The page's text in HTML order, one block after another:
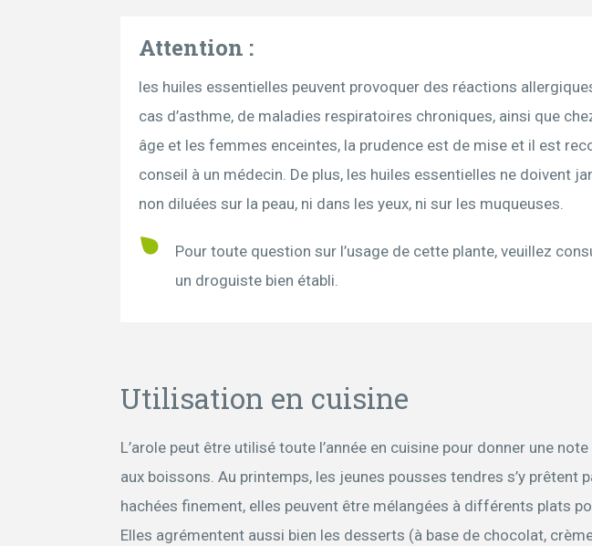
Attention :
les huiles essentielles peuvent provoquer des réactions
cas d’asthme, de maladies respiratoires chroniques, ainsi que
âge et les femmes enceintes, la prudence est de mise et il est
conseil à un médecin. De plus, les huiles essentielles ne doivent
non diluées sur la peau, ni dans les yeux, ni sur les muqueuses.
Pour toute question sur l’usage de cette plante, veuillez
un droguiste bien établi.
Utilisation en cuisine
L’arole peut être utilisé toute l’année en cuisine pour donner une
aux boissons. Au printemps, les jeunes pousses tendres s’y prêtent
hachées finement, elles peuvent être mélangées à différents plats
Elles agrémentent aussi bien les desserts (à base de chocolat,